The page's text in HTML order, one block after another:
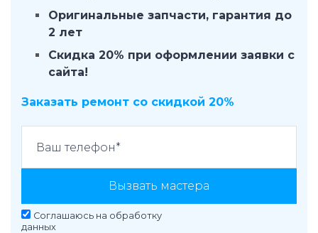
Оригинальные запчасти, гарантия до
2 лет
Скидка 20% при оформлении заявки с
сайта!
Заказать ремонт со скидкой 20%
Вызвать мастера
Соглашаюсь на обработку
данных